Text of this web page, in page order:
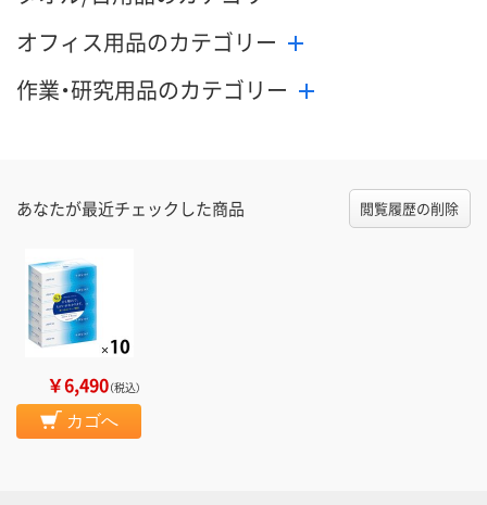
オフィス用品のカテゴリー
作業・研究用品のカテゴリー
あなたが最近チェックした商品 閲覧履歴の削除
￥6,490（税込）
カゴへ